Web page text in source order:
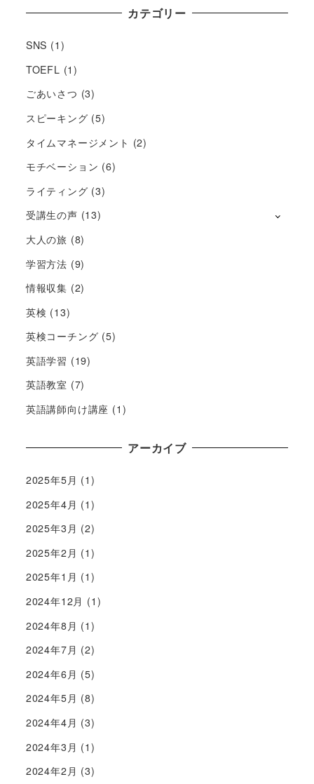
カテゴリー
SNS (1)
TOEFL (1)
ごあいさつ (3)
スピーキング (5)
タイムマネージメント (2)
モチベーション (6)
ライティング (3)
受講生の声 (13)
大人の旅 (8)
学習方法 (9)
情報収集 (2)
英検 (13)
英検コーチング (5)
英語学習 (19)
英語教室 (7)
英語講師向け講座 (1)
アーカイブ
2025年5月 (1)
2025年4月 (1)
2025年3月 (2)
2025年2月 (1)
2025年1月 (1)
2024年12月 (1)
2024年8月 (1)
2024年7月 (2)
2024年6月 (5)
2024年5月 (8)
2024年4月 (3)
2024年3月 (1)
2024年2月 (3)